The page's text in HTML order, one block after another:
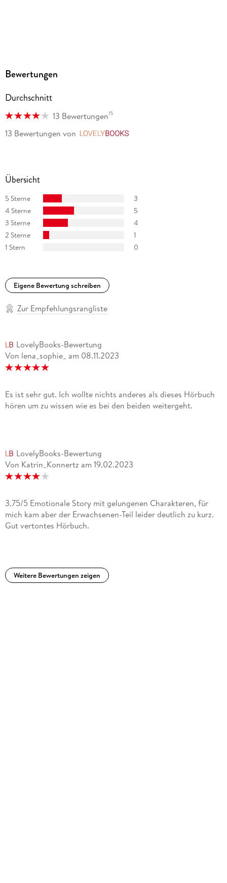
Audioinhalt
GTIN
9783966352550
Bewertungen
Durchschnitt
13 Bewertungen15
13 Bewertungen von
Übersicht
5 Sterne
3
4 Sterne
5
3 Sterne
4
2 Sterne
1
1 Stern
0
Eigene Bewertung schreiben
Zur Empfehlungsrangliste
LovelyBooks-Bewertung
Von lena_sophie_ am 08.11.2023
Es ist sehr gut. Ich wollte nichts anderes als dieses Hörbuch
hören um zu wissen wie es bei den beiden weitergeht.
LovelyBooks-Bewertung
Von Katrin_Konnertz am 19.02.2023
3.75/5 Emotionale Story mit gelungenen Charakteren, für
mich kam aber der Erwachsenen-Teil leider deutlich zu kurz.
Gut vertontes Hörbuch.
Weitere Bewertungen zeigen